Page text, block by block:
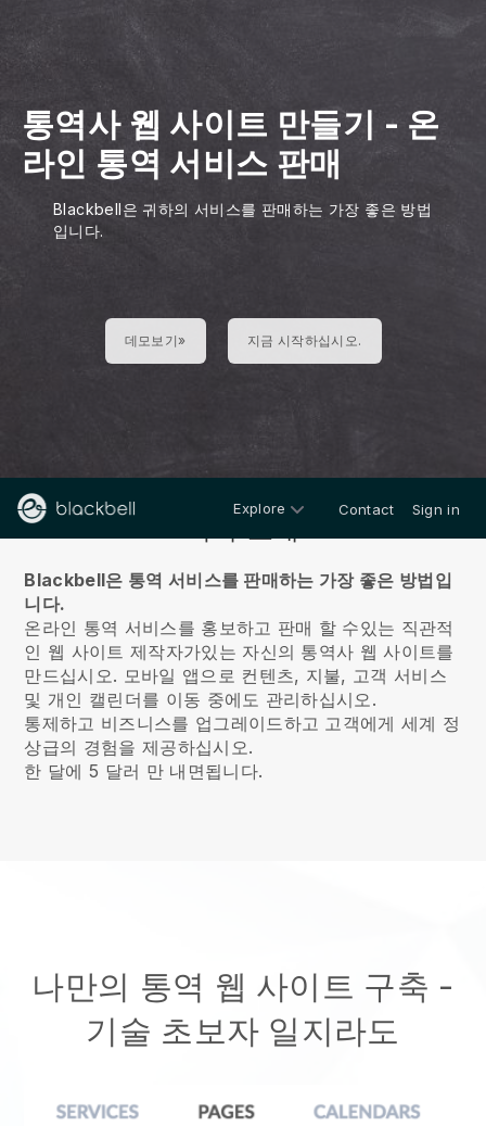
통역사 웹 사이트 만들기 - 온
라인 통역 서비스 판매
Blackbell은 귀하의 서비스를 판매하는 가장 좋은 방법
입니다.
데모보기» 지금 시작하십시오.
Explore Contact Sign in
Blackbell은 통역 서비스를 판매하는 가장 좋은 방법입
니다.
온라인 통역 서비스를 홍보하고 판매 할 수있는 직관적
인 웹 사이트 제작자가있는 자신의 통역사 웹 사이트를
만드십시오. 모바일 앱으로 컨텐츠, 지불, 고객 서비스
및 개인 캘린더를 이동 중에도 관리하십시오.
통제하고 비즈니스를 업그레이드하고 고객에게 세계 정
상급의 경험을 제공하십시오.
한 달에 5 달러 만 내면됩니다.
나만의 통역 웹 사이트 구축 -
기술 초보자 일지라도